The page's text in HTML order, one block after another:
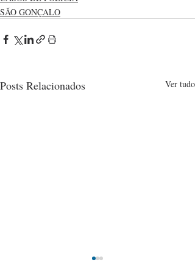
SÃO GONÇALO
Posts Relacionados Ver tudo